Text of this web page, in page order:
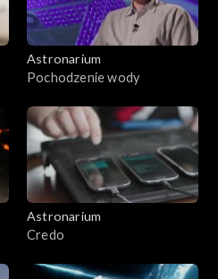
Astronarium
Pochodzenie wody
Astronarium
Credo